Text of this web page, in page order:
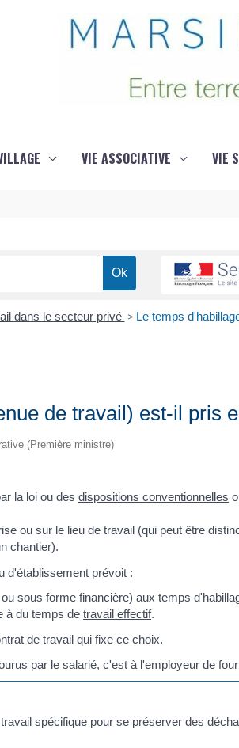
VIE ASSOCIATIVE VIE
dans le secteur privé > Le temps
de travail) est-il pris
(Première ministre)
la loi ou des dispositions conventionnelles
ou sur le lieu de travail (qui peut être
chantier).
d'établissement prévoit :
sous forme financière) aux temps
à du temps de travail effectif.
de travail qui fixe ce choix.
par le salarié, c'est à l'employeur de
spécifique pour se préserver des